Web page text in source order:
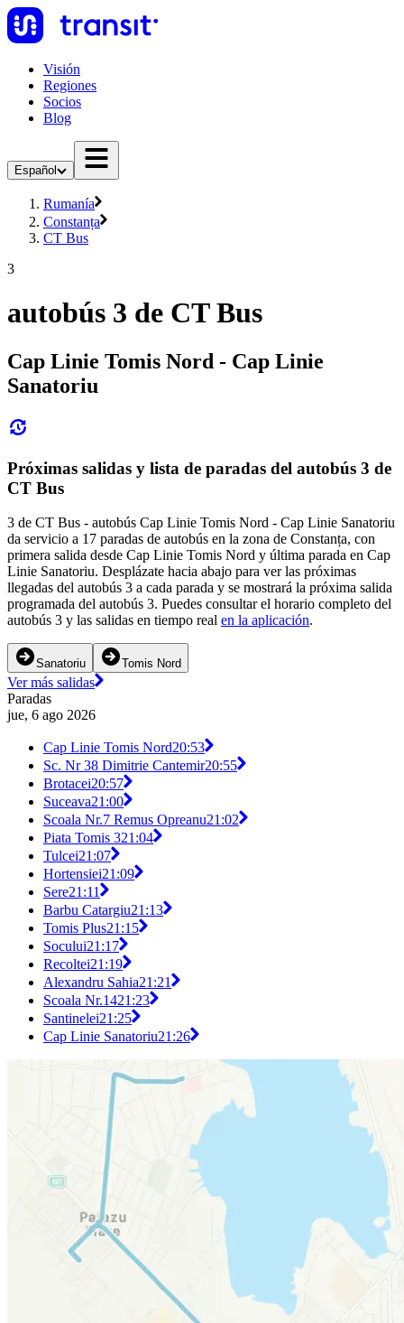
Visión
Regiones
Socios
Blog
Español
Rumanía
Constanța
CT Bus
3
autobús 3 de CT Bus
Cap Linie Tomis Nord - Cap Linie
Sanatoriu
Próximas salidas y lista de paradas del autobús 3 de
CT Bus
3 de CT Bus - autobús Cap Linie Tomis Nord - Cap Linie Sanatoriu
da servicio a 17 paradas de autobús en la zona de Constanța, con
primera salida desde Cap Linie Tomis Nord y última parada en Cap
Linie Sanatoriu. Desplázate hacia abajo para ver las próximas
llegadas del autobús 3 a cada parada y se mostrará la próxima salida
programada del autobús 3. Puedes consultar el horario completo del
autobús 3 y las salidas en tiempo real en la aplicación.
Sanatoriu Tomis Nord
Ver más salidas
Paradas
jue, 6 ago 2026
Cap Linie Tomis Nord20:53
Sc. Nr 38 Dimitrie Cantemir20:55
Brotacei20:57
Suceava21:00
Scoala Nr.7 Remus Opreanu21:02
Piata Tomis 321:04
Tulcei21:07
Hortensiei21:09
Sere21:11
Barbu Catargiu21:13
Tomis Plus21:15
Socului21:17
Recoltei21:19
Alexandru Sahia21:21
Scoala Nr.1421:23
Santinelei21:25
Cap Linie Sanatoriu21:26